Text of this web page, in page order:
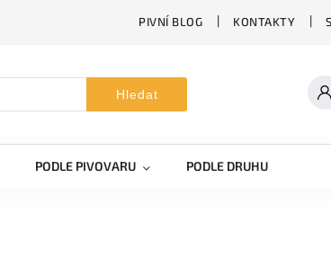
PIVNÍ BLOG KONTAKTY
Hledat
PODLE PIVOVARU PODLE DRUHU PIVA